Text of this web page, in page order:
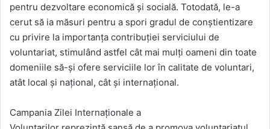
pentru dezvoltare economică şi socială. Totodată, le-a
cerut să ia măsuri pentru a spori gradul de conştientizare
cu privire la importanţa contribuţiei serviciului de
voluntariat, stimulând astfel cât mai mulţi oameni din toate
domeniile să-şi ofere serviciile lor în calitate de voluntari,
atât local şi naţional, cât şi internaţional.
Campania Zilei Internaționale a